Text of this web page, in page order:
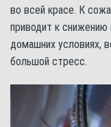
во всей красе. К
приводит к
домашних условиях,
большой стресс.